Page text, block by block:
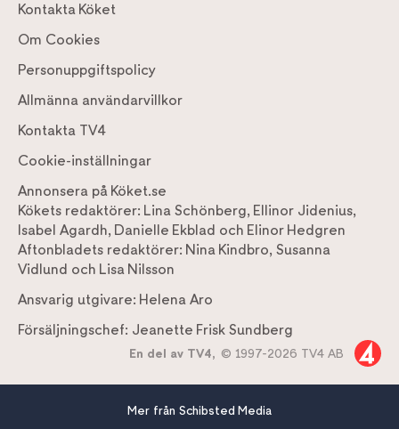
Kontakta Köket
Om Cookies
Personuppgiftspolicy
Allmänna användarvillkor
Kontakta TV4
Cookie-inställningar
Annonsera på Köket.se
Kökets redaktörer: Lina Schönberg, Ellinor Jidenius,
Isabel Agardh, Danielle Ekblad och Elinor Hedgren
Aftonbladets redaktörer: Nina Kindbro, Susanna
Vidlund och Lisa Nilsson
Ansvarig utgivare: Helena Aro
Försäljningschef: Jeanette Frisk Sundberg
En del av TV4, © 1997-2026 TV4 AB
Mer från Schibsted Media